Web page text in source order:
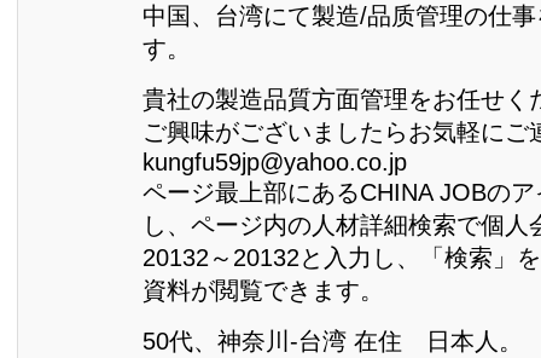
中国、台湾にて製造/品质管理の仕
す。
貴社の製造品質方面管理をお任せく
ご興味がございましたらお気軽にご
kungfu59jp@yahoo.co.jp
ページ最上部にあるCHINA JOBの
し、ページ内の人材詳細検索で個人
20132～20132と入力し、「検索」
資料が閲覧できます。
50代、神奈川-台湾 在住 日本人。